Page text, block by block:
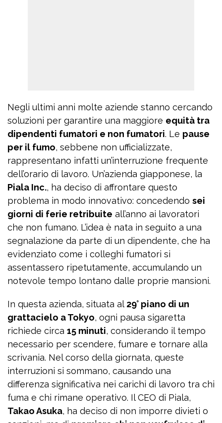
Negli ultimi anni molte aziende stanno cercando
soluzioni per garantire una maggiore equità tra
dipendenti fumatori e non fumatori. Le pause
per il fumo, sebbene non ufficializzate,
rappresentano infatti un’interruzione frequente
dell’orario di lavoro. Un’azienda giapponese, la
Piala Inc., ha deciso di affrontare questo
problema in modo innovativo: concedendo sei
giorni di ferie retribuite all’anno ai lavoratori
che non fumano. L’idea è nata in seguito a una
segnalazione da parte di un dipendente, che ha
evidenziato come i colleghi fumatori si
assentassero ripetutamente, accumulando un
notevole tempo lontano dalle proprie mansioni.
In questa azienda, situata al29° piano di un
grattacielo a Tokyo, ogni pausa sigaretta
richiede circa 15 minuti, considerando il tempo
necessario per scendere, fumare e tornare alla
scrivania. Nel corso della giornata, queste
interruzioni si sommano, causando una
differenza significativa nei carichi di lavoro tra chi
fuma e chi rimane operativo. Il CEO di Piala,
Takao Asuka, ha deciso di non imporre divieti o